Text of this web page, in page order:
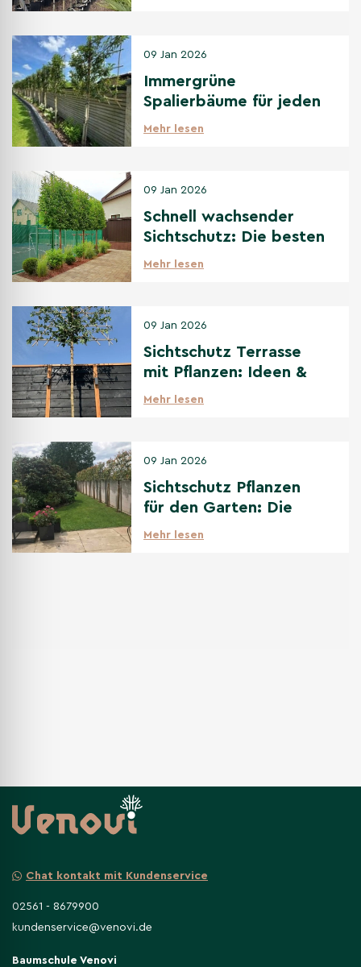
09 Jan 2026
Immergrüne
Spalierbäume für jeden
Standort: Sonne bis
Mehr lesen
09 Jan 2026
Schnell wachsender
Sichtschutz: Die besten
Optionen
Mehr lesen
09 Jan 2026
Sichtschutz Terrasse
mit Pflanzen: Ideen &
beste Bäume
Mehr lesen
09 Jan 2026
Sichtschutz Pflanzen
für den Garten: Die
beste Auswahl
Mehr lesen
Chat kontakt mit Kundenservice
02561 - 8679900
kundenservice@venovi.de
Baumschule Venovi